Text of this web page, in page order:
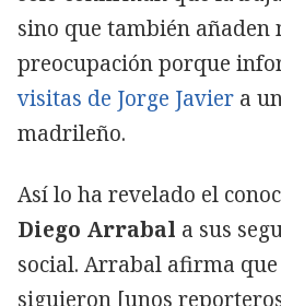
sino que también añaden
preocupación porque
visitas de Jorge Javier a
madrileño.
Así lo ha revelado el
Diego Arrabal a sus
social. Arrabal afirma que
siguieron [unos